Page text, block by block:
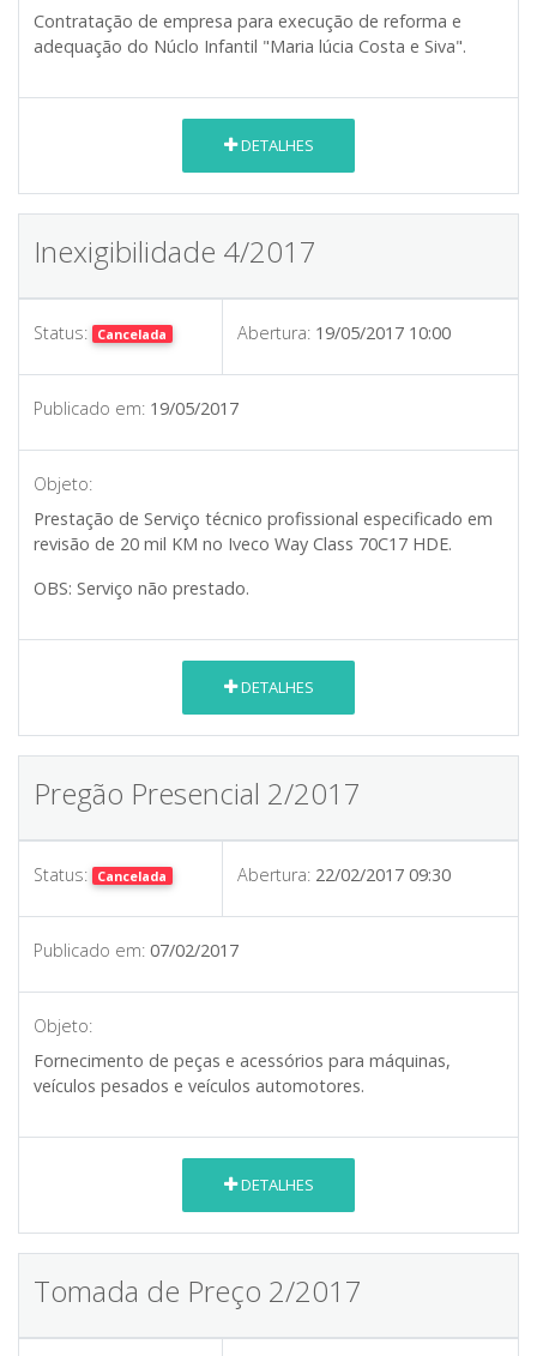
Contratação de empresa para execução de reforma e
adequação do Núclo Infantil "Maria lúcia Costa e Siva".
DETALHES
Inexigibilidade 4/2017
Status: Cancelada Abertura: 19/05/2017 10:00
Publicado em: 19/05/2017
Objeto:
Prestação de Serviço técnico profissional especificado em
revisão de 20 mil KM no Iveco Way Class 70C17 HDE.
OBS: Serviço não prestado.
DETALHES
Pregão Presencial 2/2017
Status: Cancelada Abertura: 22/02/2017 09:30
Publicado em: 07/02/2017
Objeto:
Fornecimento de peças e acessórios para máquinas,
veículos pesados e veículos automotores.
DETALHES
Tomada de Preço 2/2017